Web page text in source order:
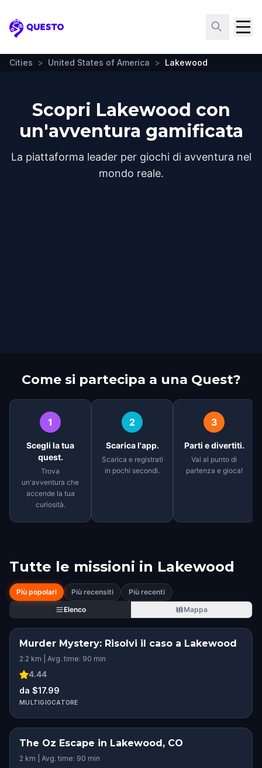
Questo
Cities > United States of America > Lakewood
Scopri Lakewood con
un'avventura gamificata
La piattaforma leader per giochi di avventura nel
mondo reale.
Come si partecipa a una Quest?
1
Scegli la tua
quest.
Trova
un'avventura che
accende la tua
curiosità.
2
Scarica l'app.
Scarica e registrati
in pochi secondi.
3
Parti e divertiti.
Vai al punto di
partenza e gioca!
Tutte le missioni in Lakewood
Più popolari Più recensiti
Più recenti
Elenco
Mappa
Murder Mystery: Risolvi il caso a Lakewood
2.2 km | Avg. time: 90 min
4.44
da $17.99
MULTIGIOCATORE
The Oz Escape in Lakewood, CO
2 km | Avg. time: 90 min